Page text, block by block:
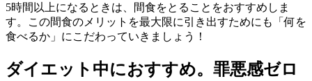
5時間以上になるときは、間食をとることをおすすめしま
す。この間食のメリットを最大限に引き出すためにも「何を
食べるか」にこだわっていきましょう！
ダイエット中におすすめ。罪悪感ゼロ